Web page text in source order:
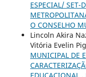
ESPECIAL/ SET-
O CONSELHO
Lincoln Akira
Vitória Evelin
MUNICIPAL DE